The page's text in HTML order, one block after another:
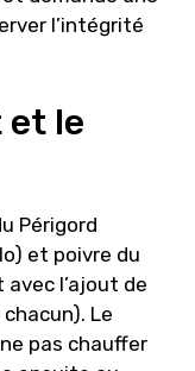
l’intégrité
et le
Périgord
et poivre du
l’ajout de
Le
pas chauffer